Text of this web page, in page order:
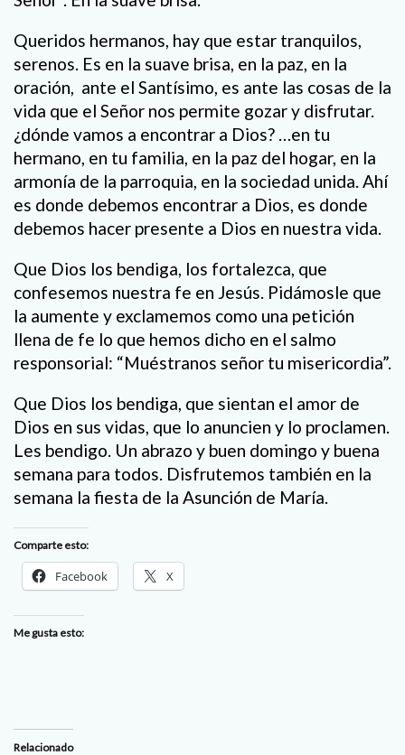
Queridos hermanos, hay que estar tranquilos,
serenos. Es en la suave brisa, en la paz, en la
oración, ante el Santísimo, es ante las cosas de la
vida que el Señor nos permite gozar y disfrutar.
¿dónde vamos a encontrar a Dios? …en tu
hermano, en tu familia, en la paz del hogar, en la
armonía de la parroquia, en la sociedad unida. Ahí
es donde debemos encontrar a Dios, es donde
debemos hacer presente a Dios en nuestra vida.
Que Dios los bendiga, los fortalezca, que
confesemos nuestra fe en Jesús. Pidámosle que
la aumente y exclamemos como una petición
llena de fe lo que hemos dicho en el salmo
responsorial: “Muéstranos señor tu misericordia”.
Que Dios los bendiga, que sientan el amor de
Dios en sus vidas, que lo anuncien y lo proclamen.
Les bendigo. Un abrazo y buen domingo y buena
semana para todos. Disfrutemos también en la
semana la fiesta de la Asunción de María.
Comparte esto:
Facebook X
Me gusta esto:
Relacionado